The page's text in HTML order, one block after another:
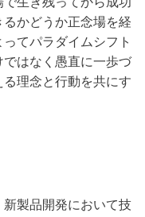
かどうか正念場を経
てパラダイムシフト
はなく愚直に一歩づ
理念と行動を共にす
製品開発において技